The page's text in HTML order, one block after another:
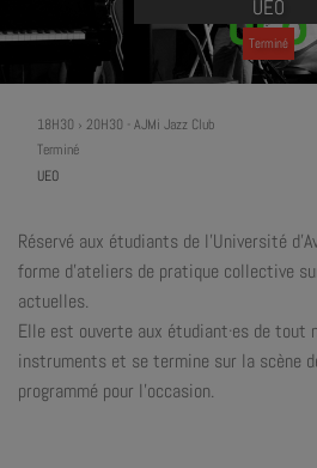
UEO
Terminé
18H30 › 20H30 - AJMi Jazz Club
Terminé
UEO
Réservé aux étudiants de l’Université
forme d’ateliers de pratique collective
actuelles.
Elle est ouverte aux étudiant·es de tout
instruments et se termine sur la scène
programmé pour l’occasion.